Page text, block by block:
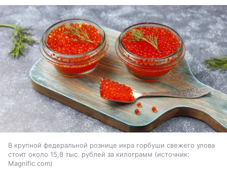
В крупной федеральной рознице икра горбуши свежего улова
стоит около 15,8 тыс. рублей за килограмм
источник:
Magnific.com